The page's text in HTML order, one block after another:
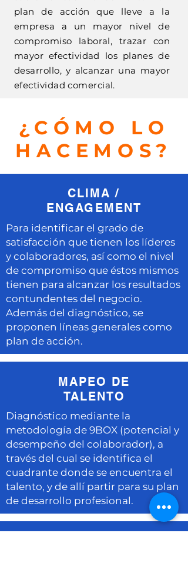
plan de acción que lleve a la
empresa a un mayor nivel de
compromiso laboral, trazar con
mayor efectividad los planes de
desarrollo, y alcanzar una mayor
efectividad comercial.
¿CÓMO LO
HACEMOS?
CLIMA /
ENGAGEMENT
Para identificar el grado de
satisfacción que tienen los líderes
y colaboradores, así como el nivel
de compromiso que éstos mismos
tienen para alcanzar los resultados
contundentes del negocio.
Además del diagnóstico, se
proponen líneas generales como
plan de acción.
MAPEO DE
TALENTO
Diagnóstico mediante la
metodología de 9BOX (potencial y
desempeño del colaborador), a
través del cual se identifica el
cuadrante donde se encuentra el
talento, y de allí partir para su plan
de desarrollo profesional.